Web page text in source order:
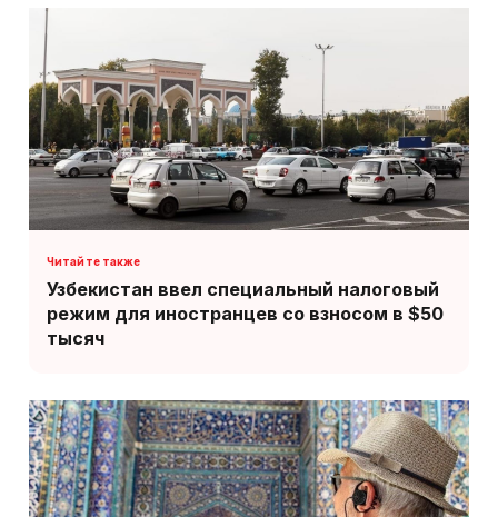
Узбекистан ввел специальный налоговый
режим для иностранцев со взносом в $50
тысяч